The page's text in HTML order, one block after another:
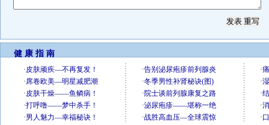
健 康 指 南